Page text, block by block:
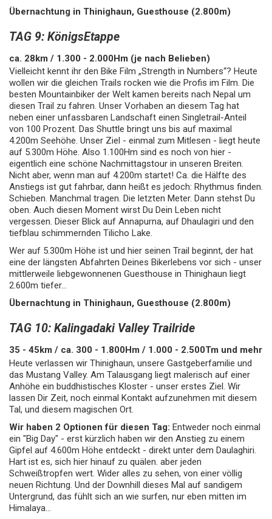
Übernachtung in Thinighaun, Guesthouse (2.800m)
TAG 9: KönigsEtappe
ca. 28km / 1.300 - 2.000Hm (je nach Belieben)
Vielleicht kennt ihr den Bike Film „Strength in Numbers“? Heute
wollen wir die gleichen Trails rocken wie die Profis im Film. Die
besten Mountainbiker der Welt kamen bereits nach Nepal um
diesen Trail zu fahren. Unser Vorhaben an diesem Tag hat
neben einer unfassbaren Landschaft einen Singletrail-Anteil
von 100 Prozent. Das Shuttle bringt uns bis auf maximal
4.200m Seehöhe. Unser Ziel - einmal zum Mitlesen - liegt heute
auf 5.300m Höhe. Also 1.100Hm sind es noch von hier -
eigentlich eine schöne Nachmittagstour in unseren Breiten.
Nicht aber, wenn man auf 4.200m startet! Ca. die Hälfte des
Anstiegs ist gut fahrbar, dann heißt es jedoch: Rhythmus finden.
Schieben. Manchmal tragen. Die letzten Meter. Dann stehst Du
oben. Auch diesen Moment wirst Du Dein Leben nicht
vergessen. Dieser Blick auf Annapurna, auf Dhaulagiri und den
tiefblau schimmernden Tilicho Lake.
Wer auf 5.300m Höhe ist und hier seinen Trail beginnt, der hat
eine der längsten Abfahrten Deines Bikerlebens vor sich - unser
mittlerweile liebgewonnenen Guesthouse in Thinighaun liegt
2.600m tiefer...
Übernachtung in Thinighaun, Guesthouse (2.800m)
TAG 10: Kalingadaki Valley Trailride
35 - 45km / ca. 300 - 1.800Hm / 1.000 - 2.500Tm und mehr
Heute verlassen wir Thinighaun, unsere Gastgeberfamilie und
das Mustang Valley. Am Talausgang liegt malerisch auf einer
Anhöhe ein buddhistisches Kloster - unser erstes Ziel. Wir
lassen Dir Zeit, noch einmal Kontakt aufzunehmen mit diesem
Tal, und diesem magischen Ort.
Wir haben 2 Optionen für diesen Tag: Entweder noch einmal
ein "Big Day" - erst kürzlich haben wir den Anstieg zu einem
Gipfel auf 4.600m Höhe entdeckt - direkt unter dem Daulaghiri.
Hart ist es, sich hier hinauf zu quälen. aber jeden
Schweißtropfen wert. Wider alles zu sehen, von einer völlig
neuen Richtung. Und der Downhill dieses Mal auf sandigem
Untergrund, das fühlt sich an wie surfen, nur eben mitten im
Himalaya...